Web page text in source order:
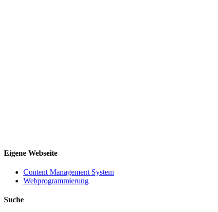
Eigene Webseite
Content Management System
Webprogrammierung
Suche